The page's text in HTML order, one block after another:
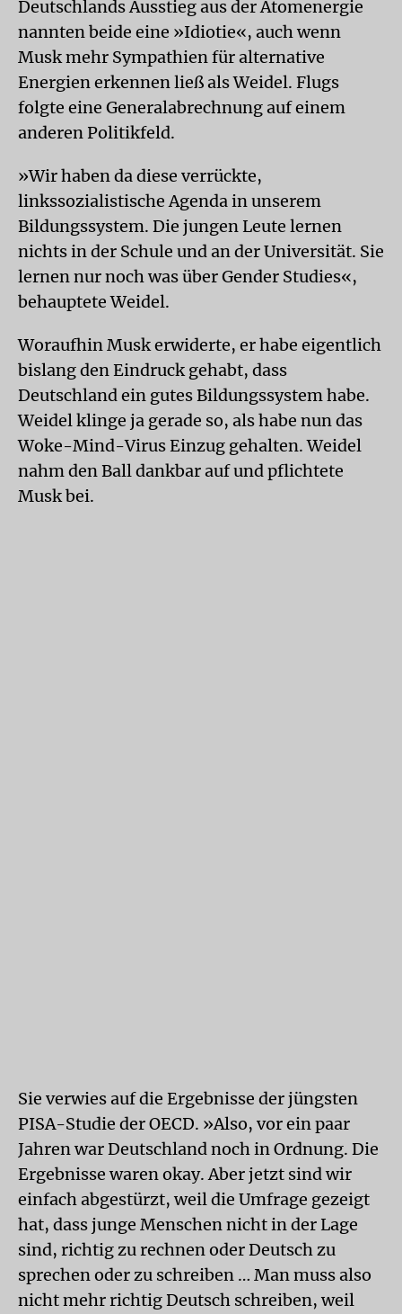
Deutschlands Ausstieg aus der Atomenergie
nannten beide eine »Idiotie«, auch wenn
Musk mehr Sympathien für alternative
Energien erkennen ließ als Weidel. Flugs
folgte eine Generalabrechnung auf einem
anderen Politikfeld.
»Wir haben da diese verrückte,
linkssozialistische Agenda in unserem
Bildungssystem. Die jungen Leute lernen
nichts in der Schule und an der Universität. Sie
lernen nur noch was über Gender Studies«,
behauptete Weidel.
Woraufhin Musk erwiderte, er habe eigentlich
bislang den Eindruck gehabt, dass
Deutschland ein gutes Bildungssystem habe.
Weidel klinge ja gerade so, als habe nun das
Woke-Mind-Virus Einzug gehalten. Weidel
nahm den Ball dankbar auf und pflichtete
Musk bei.
Sie verwies auf die Ergebnisse der jüngsten
PISA-Studie der OECD. »Also, vor ein paar
Jahren war Deutschland noch in Ordnung. Die
Ergebnisse waren okay. Aber jetzt sind wir
einfach abgestürzt, weil die Umfrage gezeigt
hat, dass junge Menschen nicht in der Lage
sind, richtig zu rechnen oder Deutsch zu
sprechen oder zu schreiben … Man muss also
nicht mehr richtig Deutsch schreiben, weil